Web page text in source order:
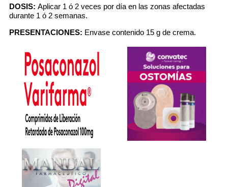
DOSIS: Aplicar 1 ó 2 veces por día en las zonas afectadas
durante 1 ó 2 semanas.
PRESENTACIONES: Envase contenido 15 g de crema.